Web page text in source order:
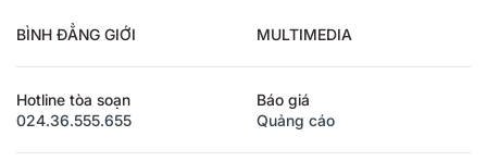
BÌNH ĐẲNG GIỚI MULTIMEDIA
Hotline tòa soạn
024.36.555.655
Báo giá
Quảng cáo